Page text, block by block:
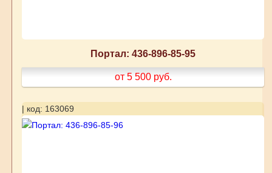
Портал: 436-896-85-95
от 5 500 руб.
| код: 163069